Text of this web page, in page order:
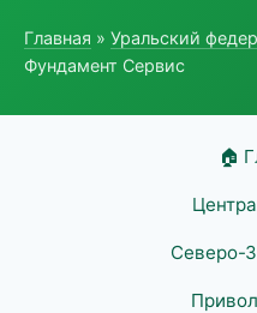
Главная » Уральский
Фундамент Сервис
🏠
Северо-